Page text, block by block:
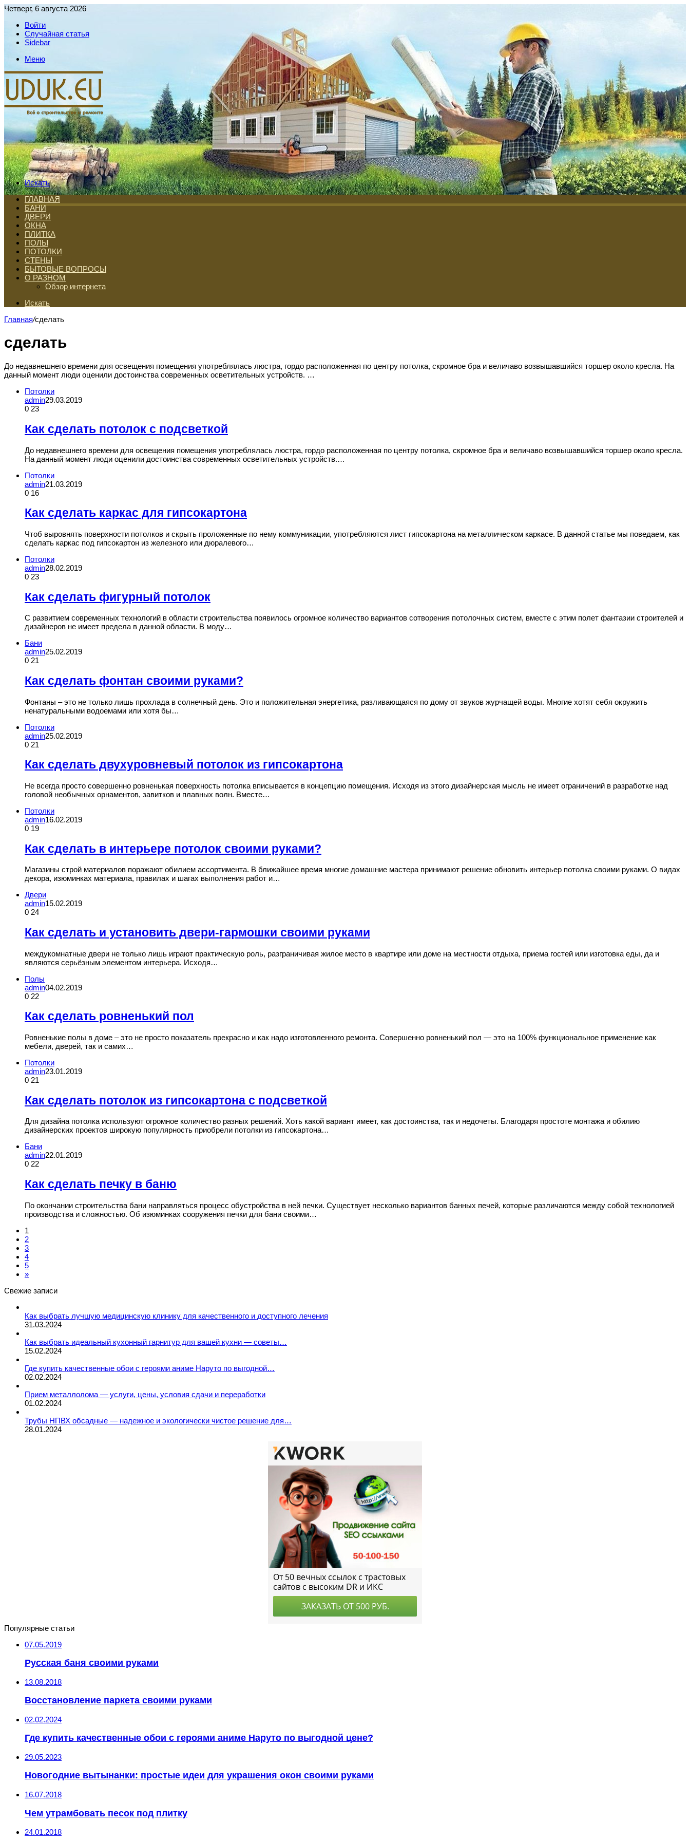
Четверг, 6 августа 2026
Войти
Случайная статья
Sidebar
Меню
Искать
ГЛАВНАЯ
БАНИ
ДВЕРИ
ОКНА
ПЛИТКА
ПОЛЫ
ПОТОЛКИ
СТЕНЫ
БЫТОВЫЕ ВОПРОСЫ
О РАЗНОМ
Обзор интернета
Искать
Главная/сделать
сделать
До недавнешнего времени для освещения помещения употреблялась люстра, гордо расположенная по центру потолка, скромное бра и величаво возвышавшийся торшер около кресла. На
данный момент люди оценили достоинства современных осветительных устройств. …
Потолки
admin29.03.2019
0 23
Как сделать потолок с подсветкой
До недавнешнего времени для освещения помещения употреблялась люстра, гордо расположенная по центру потолка, скромное бра и величаво возвышавшийся торшер около кресла.
На данный момент люди оценили достоинства современных осветительных устройств.…
Потолки
admin21.03.2019
0 16
Как сделать каркас для гипсокартона
Чтоб выровнять поверхности потолков и скрыть проложенные по нему коммуникации, употребляются лист гипсокартона на металлическом каркасе. В данной статье мы поведаем, как
сделать каркас под гипсокартон из железного или дюралевого…
Потолки
admin28.02.2019
0 23
Как сделать фигурный потолок
С развитием современных технологий в области строительства появилось огромное количество вариантов сотворения потолочных систем, вместе с этим полет фантазии строителей и
дизайнеров не имеет предела в данной области. В моду…
Бани
admin25.02.2019
0 21
Как сделать фонтан своими руками?
Фонтаны – это не только лишь прохлада в солнечный день. Это и положительная энергетика, разливающаяся по дому от звуков журчащей воды. Многие хотят себя окружить
ненатуральными водоемами или хотя бы…
Потолки
admin25.02.2019
0 21
Как сделать двухуровневый потолок из гипсокартона
Не всегда просто совершенно ровненькая поверхность потолка вписывается в концепцию помещения. Исходя из этого дизайнерская мысль не имеет ограничений в разработке над
головой необычных орнаментов, завитков и плавных волн. Вместе…
Потолки
admin16.02.2019
0 19
Как сделать в интерьере потолок своими руками?
Магазины строй материалов поражают обилием ассортимента. В ближайшее время многие домашние мастера принимают решение обновить интерьер потолка своими руками. О видах
декора, изюминках материала, правилах и шагах выполнения работ и…
Двери
admin15.02.2019
0 24
Как сделать и установить двери-гармошки своими руками
междукомнатные двери не только лишь играют практическую роль, разграничивая жилое место в квартире или доме на местности отдыха, приема гостей или изготовка еды, да и
являются серьёзным элементом интерьера. Исходя…
Полы
admin04.02.2019
0 22
Как сделать ровненький пол
Ровненькие полы в доме – это не просто показатель прекрасно и как надо изготовленного ремонта. Совершенно ровненький пол — это на 100% функциональное применение как
мебели, дверей, так и самих…
Потолки
admin23.01.2019
0 21
Как сделать потолок из гипсокартона с подсветкой
Для дизайна потолка используют огромное количество разных решений. Хоть какой вариант имеет, как достоинства, так и недочеты. Благодаря простоте монтажа и обилию
дизайнерских проектов широкую популярность приобрели потолки из гипсокартона…
Бани
admin22.01.2019
0 22
Как сделать печку в баню
По окончании строительства бани направляться процесс обустройства в ней печки. Существует несколько вариантов банных печей, которые различаются между собой технологией
производства и сложностью. Об изюминках сооружения печки для бани своими…
1
2
3
4
5
»
Свежие записи
Как выбрать лучшую медицинскую клинику для качественного и доступного лечения
31.03.2024
Как выбрать идеальный кухонный гарнитур для вашей кухни — советы…
15.02.2024
Где купить качественные обои с героями аниме Наруто по выгодной…
02.02.2024
Прием металлолома — услуги, цены, условия сдачи и переработки
01.02.2024
Трубы НПВХ обсадные — надежное и экологически чистое решение для…
28.01.2024
Популярные статьи
07.05.2019
Русская баня своими руками
13.08.2018
Восстановление паркета своими руками
02.02.2024
Где купить качественные обои с героями аниме Наруто по выгодной цене?
29.05.2023
Новогодние вытынанки: простые идеи для украшения окон своими руками
16.07.2018
Чем утрамбовать песок под плитку
24.01.2018